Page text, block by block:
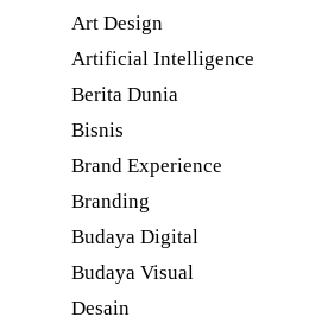
Art Design
Artificial Intelligence
Berita Dunia
Bisnis
Brand Experience
Branding
Budaya Digital
Budaya Visual
Desain